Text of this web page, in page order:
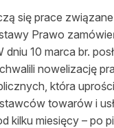
się prace
Prawo
dniu 10 marca br.
nowelizację
która
towarów i
kilku miesięcy – po